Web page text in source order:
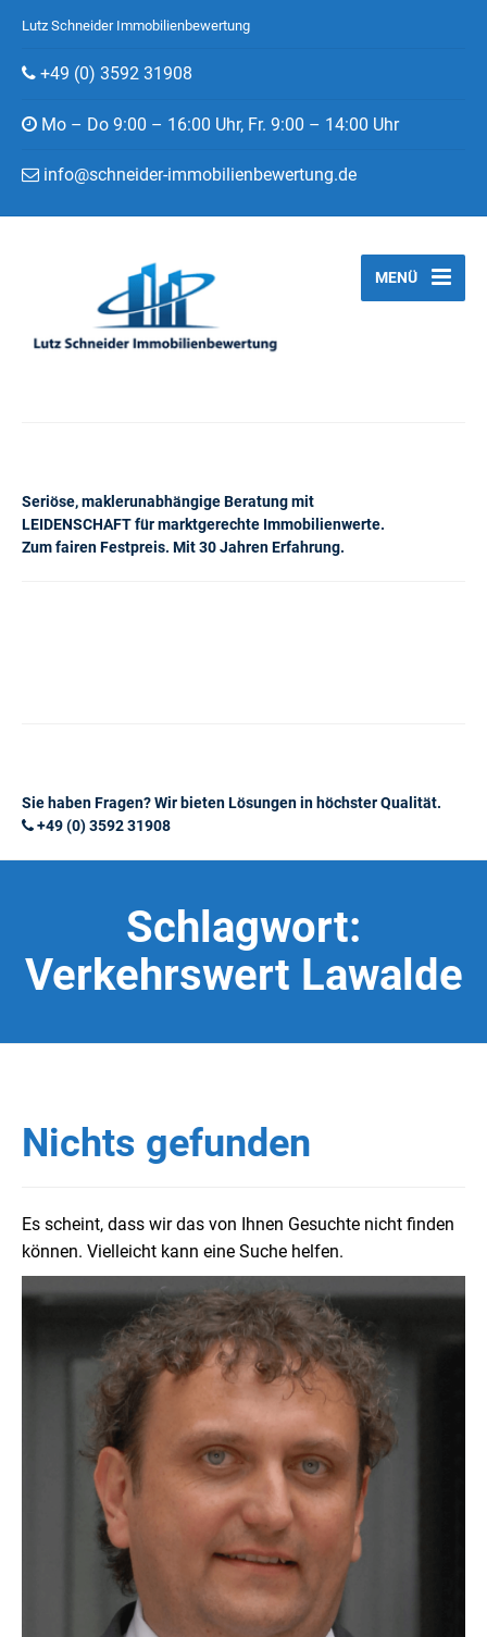
Lutz Schneider Immobilienbewertung
+49 (0) 3592 31908
Mo – Do 9:00 – 16:00 Uhr, Fr. 9:00 – 14:00 Uhr
info@schneider-immobilienbewertung.de
Seriöse, maklerunabhängige Beratung mit
LEIDENSCHAFT für marktgerechte Immobilienwerte.
Zum fairen Festpreis. Mit 30 Jahren Erfahrung.
MENÜ
Sie haben Fragen? Wir bieten Lösungen in höchster Qualität.
+49 (0) 3592 31908
Schlagwort:
Verkehrswert Lawalde
Nichts gefunden
Es scheint, dass wir das von Ihnen Gesuchte nicht finden
können. Vielleicht kann eine Suche helfen.